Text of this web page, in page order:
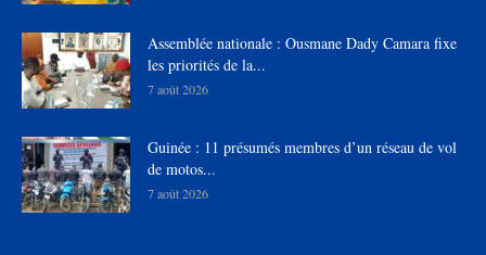
Assemblée nationale : Ousmane Dady Camara fixe
les priorités de la...
7 août 2026
Guinée : 11 présumés membres d’un réseau de vol
de motos...
7 août 2026